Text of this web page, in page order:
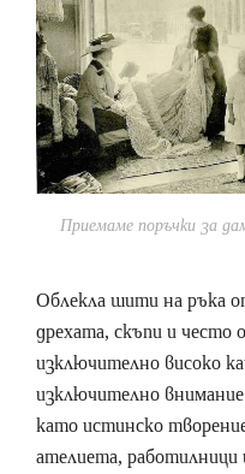
Приемаме поръчки за
Облекла шити на ръка
дрехата, скъпи и често
изключително високо
изключително
като истинско
ателиета, работилници